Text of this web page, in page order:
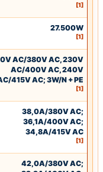
[1]
27.500W
[1]
AC/380V AC, 230V
AC/400V AC, 240V
415V AC; 3W/N + PE
[1]
38,0A/380V AC;
36,1A/400V AC;
34,8A/415V AC
[1]
42,0A/380V AC;